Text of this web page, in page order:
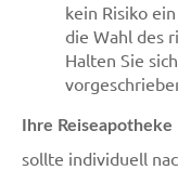
kein Risiko
die Wahl des
Halten Sie
Ihre Reiseapotheke
sollte individuell